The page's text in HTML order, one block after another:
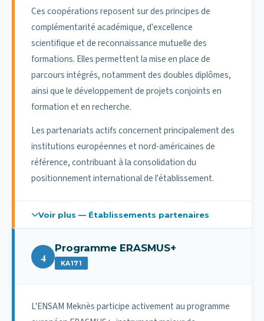
Cette progression reflète la consolidation des
conventions actives et le renforcement des
partenariats académiques stratégiques.
Types de mobilité
Les mobilités internationales s'inscrivent dans
plusieurs cadres :
Doubles diplômes intégrés avec reconnaissance
académique mutuelle ;
Mobilités d'études d'un semestre ou d'une année
académique ;
Mobilités encadrées dans le cadre de programmes
Chaque mobilité fait l'objet d'un contrat pédagogique
Ces coopérations reposent sur des principes de
complémentarité académique, d'excellence
scientifique et de reconnaissance mutuelle des
formations. Elles permettent la mise en place de
parcours intégrés, notamment des doubles diplômes,
ainsi que le développement de projets conjoints en
formation et en recherche.
Les partenariats actifs concernent principalement des
institutions européennes et nord-américaines de
référence, contribuant à la consolidation du
positionnement international de l'établissement.
Voir plus — Établissements partenaires
Les accords de coopération conclus incluent
notamment :
4
Programme ERASMUS+
KA171
L'ENSAM Meknès participe activement au programme